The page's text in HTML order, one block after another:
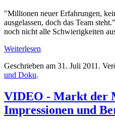
"Millionen neuer Erfahrungen,
ausgelassen, doch das Team
noch nicht alle Schwierigkeiten
Weiterlesen
Geschrieben am 31. Juli 2011 .
und Doku.
VIDEO - Markt der
Impressionen und